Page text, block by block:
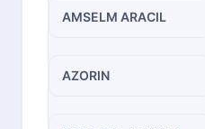
AMSELM ARACIL
AZORIN